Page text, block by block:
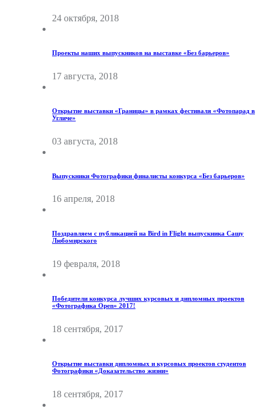
24 октября, 2018
Проекты наших выпускников на выставке «Без барьеров»
17 августа, 2018
Открытие выставки «Границы» в рамках фестиваля «Фотопарад в
Угличе»
03 августа, 2018
Выпускники Фотографики финалисты конкурса «Без барьеров»
16 апреля, 2018
Поздравляем с публикацией на Bird in Flight выпускника Сашу
Любомирского
19 февраля, 2018
Победители конкурса лучших курсовых и дипломных проектов
«Фотографика Open» 2017!
18 сентября, 2017
Открытие выставки дипломных и курсовых проектов студентов
Фотографики «Доказательство жизни»
18 сентября, 2017